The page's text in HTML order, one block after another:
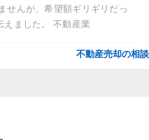
せんが、希望額ギリギリだっ
えました。 不動産業
不動産売却の相談